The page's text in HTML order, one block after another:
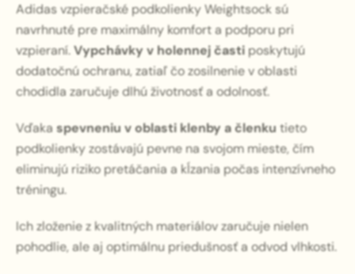
Adidas vzpieračské podkolienky Weightsock sú
navrhnuté pre maximálny komfort a podporu pri
vzpieraní.Vypchávky v holennej častiposkytujú
dodatočnú ochranu, zatiaľ čo zosilnenie v oblasti
chodidla zaručuje dlhú životnosť a odolnosť.
Vďakaspevneniu v oblasti klenby a členkutieto
podkolienky zostávajú pevne na svojom mieste, čím
eliminujú riziko pretáčania a kĺzania počas intenzívneho
tréningu.
Ich zloženie z kvalitných materiálov zaručuje nielen
pohodlie, ale aj optimálnu priedušnosť a odvod vlhkosti.